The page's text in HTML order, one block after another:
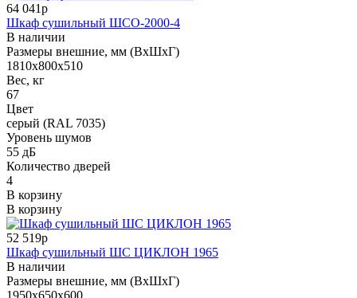
64 041р
Шкаф сушильный ШСО-2000-4
В наличии
Размеры внешние, мм (ВхШхГ)
1810х800х510
Вес, кг
67
Цвет
серый (RAL 7035)
Уровень шумов
55 дБ
Количество дверей
4
В корзину
В корзину
52 519р
Шкаф сушильный ШС ЦИКЛОН 1965
В наличии
Размеры внешние, мм (ВхШхГ)
1950x650x600